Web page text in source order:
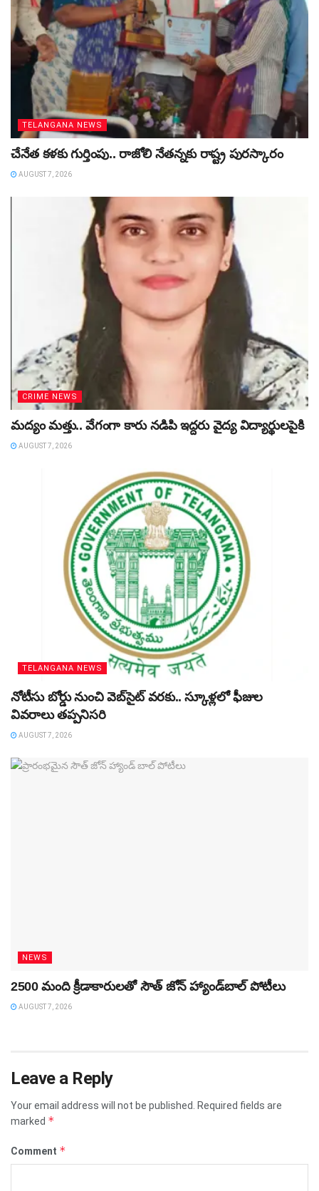
TELANGANA NEWS
చేనేత కళకు గుర్తింపు.. రాజోలి నేతన్నకు రాష్ట్ర పురస్కారం
AUGUST 7, 2026
CRIME NEWS
మద్యం మత్తు.. వేగంగా కారు నడిపి ఇద్దరు వైద్య విద్యార్థులపైకి
AUGUST 7, 2026
TELANGANA NEWS
నోటీసు బోర్డు నుంచి వెబ్‌సైట్‌ వరకు.. స్కూళ్లలో ఫీజుల
వివరాలు తప్పనిసరి
AUGUST 7, 2026
NEWS
2500 మంది క్రీడాకారులతో సౌత్‌ జోన్‌ హ్యాండ్‌బాల్‌ పోటీలు
AUGUST 7, 2026
Leave a Reply
Your email address will not be published. Required fields are
marked *
Comment *